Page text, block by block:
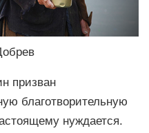
призван
благотворительную
нуждается.